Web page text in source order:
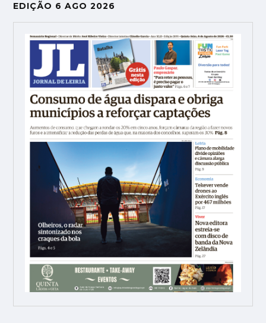
EDIÇÃO 6 AGO 2026